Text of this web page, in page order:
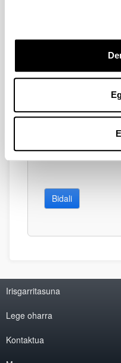
Bidali
Irisgarritasuna
Lege oharra
Kontaktua